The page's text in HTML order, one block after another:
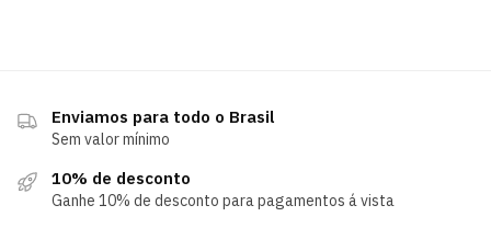
Enviamos para todo o Brasil
Sem valor mínimo
10% de desconto
Ganhe 10% de desconto para pagamentos á vista